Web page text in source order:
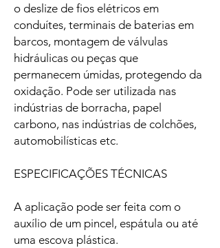
o deslize de fios elétricos em
conduítes, terminais de baterias em
barcos, montagem de válvulas
hidráulicas ou peças que
permanecem úmidas, protegendo da
oxidação. Pode ser utilizada nas
indústrias de borracha, papel
carbono, nas indústrias de colchões,
automobilísticas etc.
ESPECIFICAÇÕES TÉCNICAS
A aplicação pode ser feita com o
auxílio de um pincel, espátula ou até
uma escova plástica.